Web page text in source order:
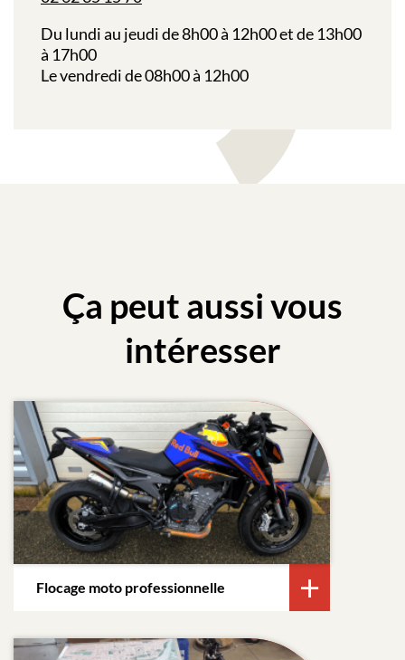
Du lundi au jeudi de 8h00 à 12h00 et de 13h00
à 17h00
Le vendredi de 08h00 à 12h00
Ça peut aussi vous
intéresser
Flocage moto professionnelle